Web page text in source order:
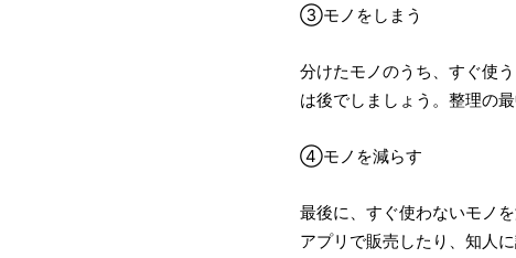
③モノをしまう
分けたモノのうち、すぐ使
は後でしましょう。整理の
④モノを減らす
最後に、すぐ使わないモノ
アプリで販売したり、知人